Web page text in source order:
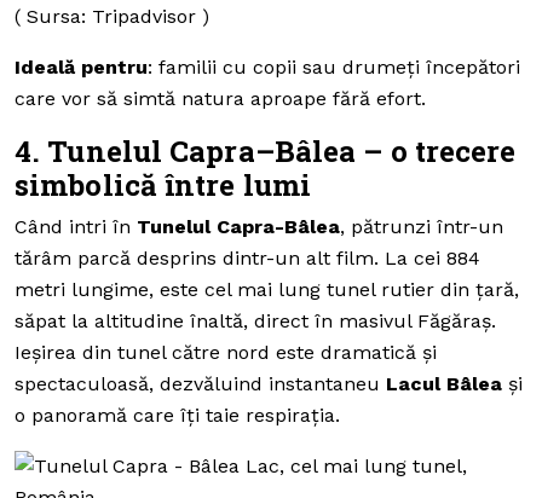
( Sursa: Tripadvisor )
Ideală pentru: familii cu copii sau drumeți începători
care vor să simtă natura aproape fără efort.
4. Tunelul Capra–Bâlea – o trecere
simbolică între lumi
Când intri în Tunelul Capra-Bâlea, pătrunzi într-un
tărâm parcă desprins dintr-un alt film. La cei 884
metri lungime, este cel mai lung tunel rutier din țară,
săpat la altitudine înaltă, direct în masivul Făgăraș.
Ieșirea din tunel către nord este dramatică și
spectaculoasă, dezvăluind instantaneu Lacul Bâlea și
o panoramă care îți taie respirația.